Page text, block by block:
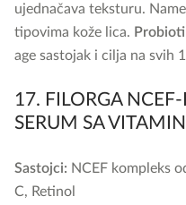
ujednačava teksturu.
tipovima kože lica.
age sastojak i cilja na svih
17. FILORGA
SERUM SA
Sastojci: NCEF kompleks
C, Retinol